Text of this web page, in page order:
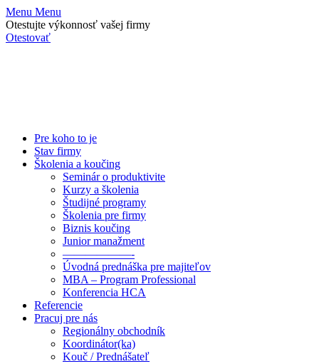
Menu Menu
Otestujte výkonnosť vašej firmy
Otestovať
Pre koho to je
Stav firmy
Školenia a koučing
Seminár o produktivite
Kurzy a školenia
Študijné programy
Školenia pre firmy
Biznis koučing
Junior manažment
——————-
Úvodná prednáška pre majiteľov
MBA – Program Professional
Konferencia HCA
Referencie
Pracuj pre nás
Regionálny obchodník
Koordinátor(ka)
Kouč / Prednášateľ